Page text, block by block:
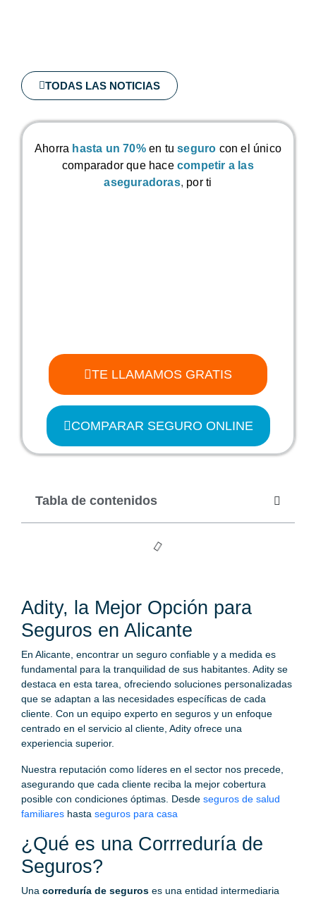
Adity, la Mejor Opción para
Seguros en Alicante
En Alicante, encontrar un seguro confiable y a medida es
fundamental para la tranquilidad de sus habitantes. Adity se
destaca en esta tarea, ofreciendo soluciones personalizadas
que se adaptan a las necesidades específicas de cada
cliente. Con un equipo experto en seguros y un enfoque
centrado en el servicio al cliente, Adity ofrece una
experiencia superior.
Nuestra reputación como líderes en el sector nos precede,
asegurando que cada cliente reciba la mejor cobertura
posible con condiciones óptimas. Desde seguros de salud
familiares hasta seguros para casa
¿Qué es una Corrreduría de
Seguros?
Una correduría de seguros es una entidad intermediaria
TODAS LAS NOTICIAS
Ahorra hasta un 70% en tuseguro con el único
comparador que hace competir a las
aseguradoras, por ti
TE LLAMAMOS GRATIS
COMPARAR SEGURO ONLINE
Tabla de contenidos